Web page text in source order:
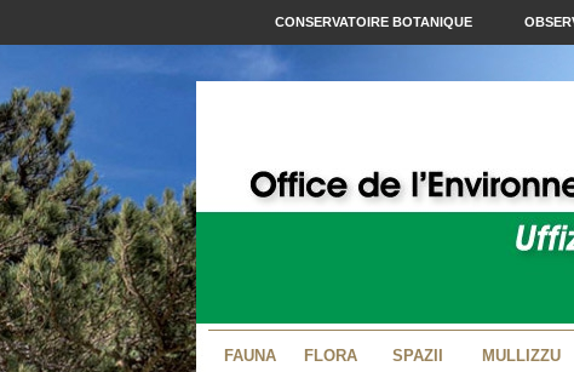
CONSERVATOIRE BOTANIQUE
FAUNA FLORA SPAZII MULLIZZU